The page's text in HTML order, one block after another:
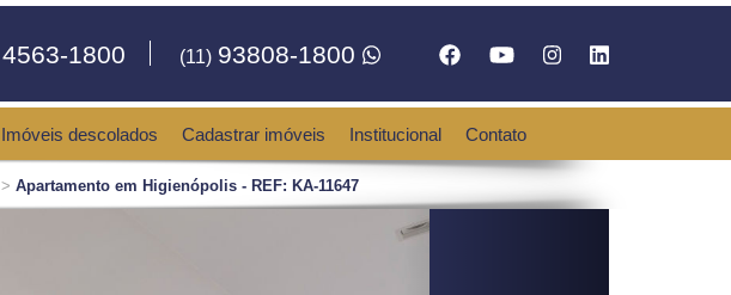
4563-1800 (11) 93808-1800
Imóveis descolados Cadastrar imóveis Institucional Contato
> Apartamento em Higienópolis - REF: KA-11647